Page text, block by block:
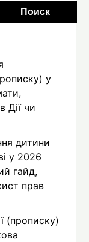
Поиск
у
Дії чи
дитини
у 2026
гайд,
прав
(прописку)